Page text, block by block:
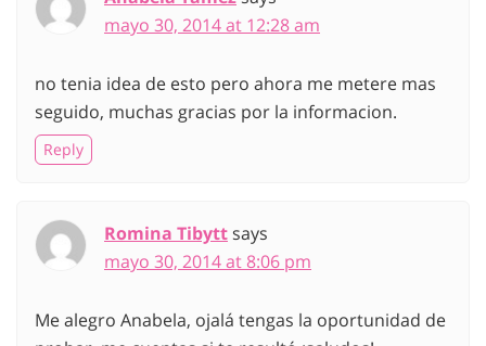
mayo 30, 2014 at 12:28 am
no tenia idea de esto pero ahora me metere mas
seguido, muchas gracias por la informacion.
Reply
Romina Tibyttsays
mayo 30, 2014 at 8:06 pm
Me alegro Anabela, ojalá tengas la oportunidad de